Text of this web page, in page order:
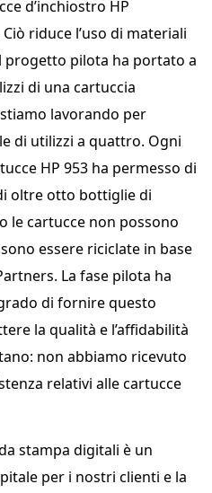
d’inchiostro HP
riduce l’uso di materiali
progetto pilota ha portato a
di una cartuccia
lavorando per
di utilizzi a quattro. Ogni
HP 953 ha permesso di
oltre otto bottiglie di
le cartucce non possono
essere riciclate in base
La fase pilota ha
di fornire questo
la qualità e l’affidabilità
non abbiamo ricevuto
relativi alle cartucce
stampa digitali è un
per i nostri clienti e la